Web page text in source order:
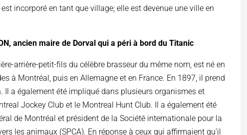
incorporé en tant que village; elle est devenue une ville en
ancien maire de Dorval qui a péri à bord du Titanic
arrière-petit-fils du célèbre brasseur du même nom, est né en
à Montréal, puis en Allemagne et en France. En 1897, il prend
Il a également été impliqué dans plusieurs organismes et
Jockey Club et le Montreal Hunt Club. Il a également été
de Montréal et président de la Société internationale pour la
les animaux (SPCA). En réponse à ceux qui affirmaient qu’il